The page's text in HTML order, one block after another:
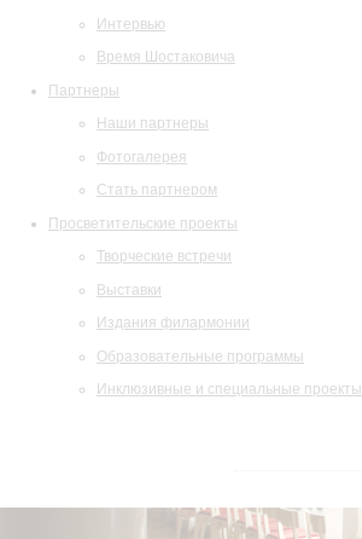
Интервью
Время Шостаковича
Партнеры
Наши партнеры
Фотогалерея
Стать партнером
Просветительские проекты
Творческие встречи
Выставки
Издания филармонии
Образовательные программы
Инклюзивные и специальные проекты